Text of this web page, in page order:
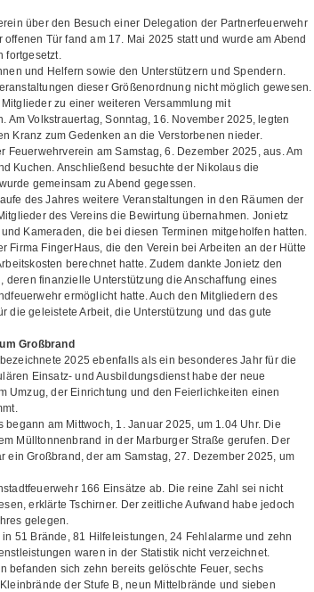
über den Besuch einer Delegation der Partnerfeuerwehr
Tür fand am 17. Mai 2025 statt und wurde am Abend
fortgesetzt.
und Helfern sowie den Unterstützern und Spendern.
dieser Größenordnung nicht möglich gewesen.
zu einer weiteren Versammlung mit
Am Volkstrauertag, Sonntag, 16. November 2025, legten
Kranz zum Gedenken an die Verstorbenen nieder.
Feuerwehrverein am Samstag, 6. Dezember 2025, aus. Am
Kuchen. Anschließend besuchte der Nikolaus die
gemeinsam zu Abend gegessen.
des Jahres weitere Veranstaltungen in den Räumen der
des Vereins die Bewirtung übernahmen. Jonietz
Kameraden, die bei diesen Terminen mitgeholfen hatten.
Firma FingerHaus, die den Verein bei Arbeiten an der Hütte
berechnet hatte. Zudem dankte Jonietz den
deren finanzielle Unterstützung die Anschaffung eines
ermöglicht hatte. Auch den Mitgliedern des
die geleistete Arbeit, die Unterstützung und das gute
Großbrand
2025 ebenfalls als ein besonderes Jahr für die
Einsatz- und Ausbildungsdienst habe der neue
Umzug, der Einrichtung und den Feierlichkeiten einen
begann am Mittwoch, 1. Januar 2025, um 1.04 Uhr. Die
Mülltonnenbrand in der Marburger Straße gerufen. Der
ein Großbrand, der am Samstag, 27. Dezember 2025, um
166 Einsätze ab. Die reine Zahl sei nicht
erklärte Tschirner. Der zeitliche Aufwand habe jedoch
gelegen.
51 Brände, 81 Hilfeleistungen, 24 Fehlalarme und zehn
waren in der Statistik nicht verzeichnet.
befanden sich zehn bereits gelöschte Feuer, sechs
der Stufe B, neun Mittelbrände und sieben